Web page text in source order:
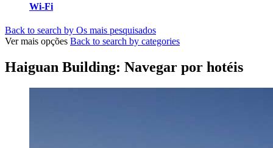
Wi-Fi
Back to search by Os mais pesquisados
Ver mais opções Back to search by categories
Haiguan Building: Navegar por hotéis